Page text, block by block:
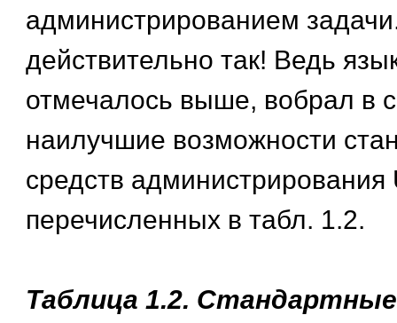
администрированием
действительно так! Ведь
отмечалось выше, вобрал в
наилучшие возможности
средств администрирования
перечисленных в табл. 1.2.
Таблица 1.2.